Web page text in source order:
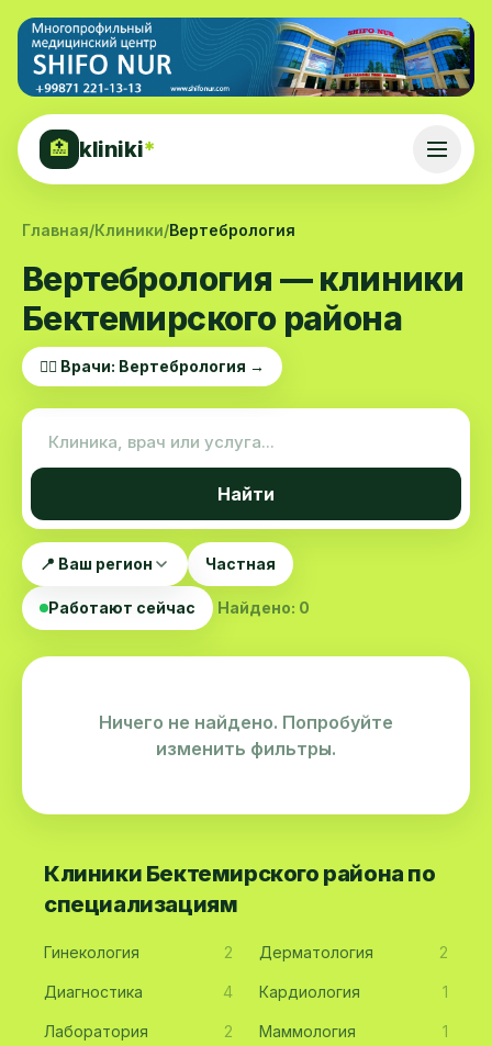
🏥 kliniki*
Главная/Клиники/Вертебрология
Вертебрология — клиники
Бектемирского района
👨‍⚕️ Врачи: Вертебрология →
Найти
📍 Ваш регион Частная
Работают сейчас Найдено: 0
Ничего не найдено. Попробуйте
изменить фильтры.
Клиники Бектемирского района по
специализациям
Гинекология 2 Дерматология 2
Диагностика 4 Кардиология 1
Лаборатория 2 Маммология 1